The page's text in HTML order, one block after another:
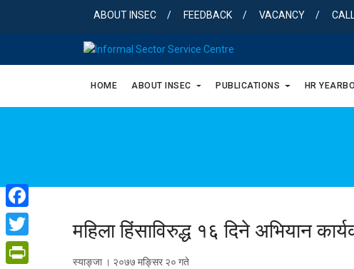
ABOUT INSEC FEEDBACK VACANCY
HOME ABOUT INSEC PUBLICATIONS HR
महिला हिंसाविरुद्ध १६ दिने अभियान
स्याङ्जा । २०७७ मङ्सिर २० गते
Facebook
Twitter